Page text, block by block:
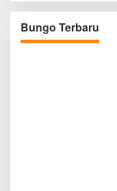
Bungo Terbaru
Resahkan
Bungo dan
Bertindak
Di BUNGO | Agustus